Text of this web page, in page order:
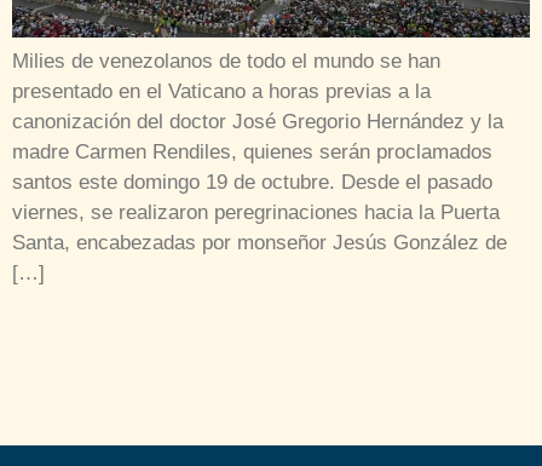
Milies de venezolanos de todo el mundo se han
presentado en el Vaticano a horas previas a la
canonización del doctor José Gregorio Hernández y la
madre Carmen Rendiles, quienes serán proclamados
santos este domingo 19 de octubre. Desde el pasado
viernes, se realizaron peregrinaciones hacia la Puerta
Santa, encabezadas por monseñor Jesús González de
[…]